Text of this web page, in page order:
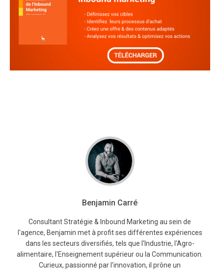
Benjamin Carré
Consultant Stratégie & Inbound Marketing au sein de
l'agence, Benjamin met à profit ses différentes expériences
dans les secteurs diversifiés, tels que l'Industrie, l'Agro-
alimentaire, l'Enseignement supérieur ou la Communication.
Curieux, passionné par l'innovation, il prône un